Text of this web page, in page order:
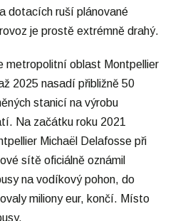
dotacích ruší plánované
je prostě extrémně drahý.
metropolitní oblast Montpellier
2025 nasadí přibližně 50
stanicí na výrobu
Na začátku roku 2021
Michaël Delafosse při
sítě oficiálně oznámil
na vodíkový pohon, do
miliony eur, končí. Místo